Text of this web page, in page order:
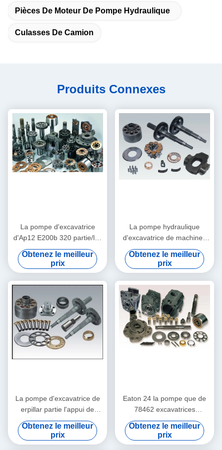
Pièces De Moteur De Pompe Hydraulique
Culasses De Camion
Produits Connexes
La pompe d'excavatrice
d'Ap12 E200b 320 partie/les
pièces pompe concrète de
erpillar
Obtenez le meilleur
prix
La pompe hydraulique
d'excavatrice de machines
de construction partie 14g
4T2767
Obtenez le meilleur
prix
La pompe d'excavatrice de
erpillar partie l'appui de
l'excavatrice 215 225 320
d'Ap12 E200b
Obtenez le meilleur
prix
Eaton 24 la pompe que de
78462 excavatrices
partie/troque des pièces de
moteur de pompe
hydraulique
Obtenez le meilleur
prix